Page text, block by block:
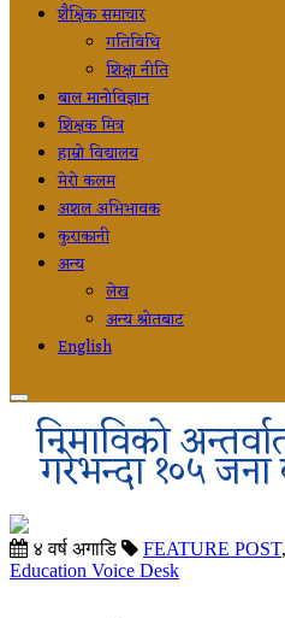
शैक्षिक समाचार
गतिविधि
शिक्षा नीति
बाल मानोविज्ञान
शिक्षक मित्र
हाम्रो विद्यालय
मेरो कलम
अशल अभिभावक
कुराकानी
अन्य
लेख
अन्य श्रोतबाट
English
निमाविको
गरेभन्दा १०५ जना
४ वर्ष अगाडि FEATURE POST
Education Voice Desk